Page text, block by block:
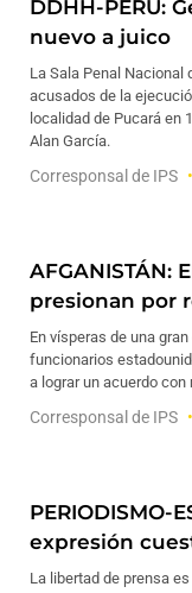
DDHH-PERÚ:
nuevo a juico
La Sala Penal Nacional
acusados de la
localidad de Pucará en
Alan García.
Corresponsal de IPS
AFGANISTÁN:
presionan por
En vísperas de una
funcionarios
a lograr un acuerdo
Corresponsal de IPS
PERIODISMO-
expresión
La libertad de prensa